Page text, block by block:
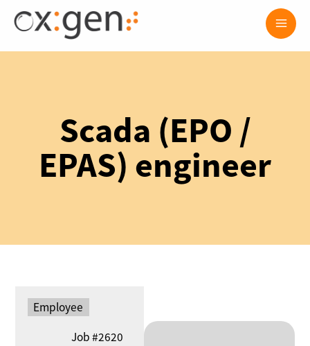
Main
Scada (EPO /
EPAS) engineer
Type:
Employee
Job#2620